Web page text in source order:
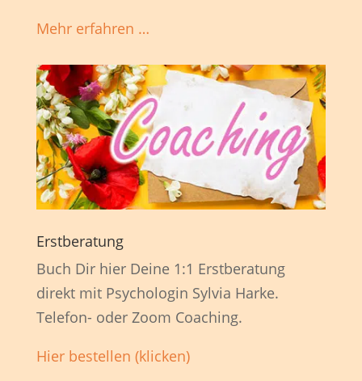
Mehr erfahren …
Erstberatung
Buch Dir hier Deine 1:1 Erstberatung
direkt mit Psychologin Sylvia Harke.
Telefon- oder Zoom Coaching.
Hier bestellen (klicken)